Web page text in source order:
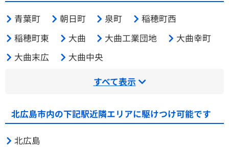
青葉町 朝日町 泉町
稲穂町西
稲穂町東
大曲 大曲工業団地
大曲幸町
大曲末広
大曲中央
すべて表示
北広島市内の下記駅近隣エリアに駆けつけ可能です
北広島